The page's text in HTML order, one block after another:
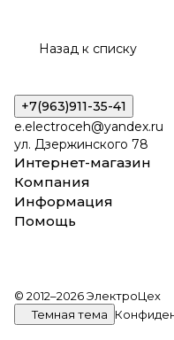
Назад к списку
+7(963)911-35-41
e.electroceh@yandex.ru
ул. Дзержинского 78
Интернет-магазин
Компания
Информация
Помощь
© 2012–2026 ЭлектроЦех
Темная тема